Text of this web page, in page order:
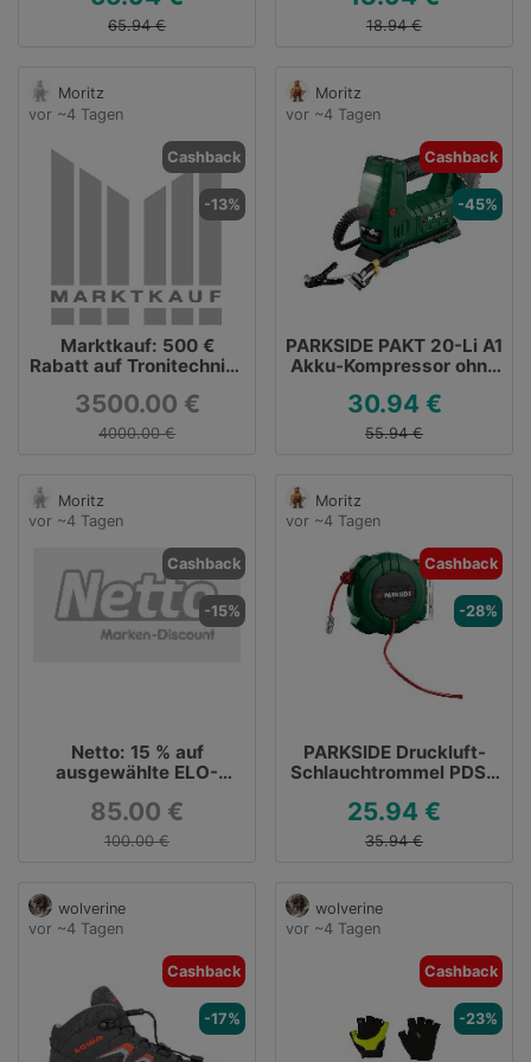
65.94 € 18.94 €
Moritz
vor ~4 Tagen
Cashback
-13%
Marktkauf: 500 €
Rabatt auf Tronitechnik-
3500.00 €
4000.00 €
Moritz
vor ~4 Tagen
Cashback
-45%
PARKSIDE PAKT 20-Li A1
Akku-Kompressor ohne
30,94 €
30.94 €
55.94 €
Moritz
vor ~4 Tagen
Cashback
-15%
Netto: 15 % auf
ausgewählte ELO-
85.00 €
100.00 €
Moritz
vor ~4 Tagen
Cashback
-28%
PARKSIDE Druckluft-
Schlauchtrommel PDST
inklusive Versand
25.94 €
35.94 €
wolverine
vor ~4 Tagen
Cashback
-17%
wolverine
vor ~4 Tagen
Cashback
-23%